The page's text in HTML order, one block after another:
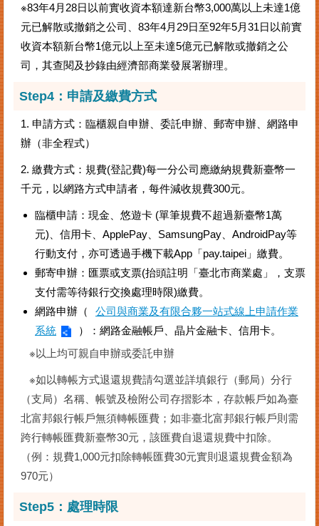
※83年4月28日以前實收資本額達新台幣3,000萬以上未達1億
元已解散或撤銷之公司、83年4月29日至92年5月31日以前實
收資本額新台幣1億元以上至未達5億元已解散或撤銷之公
司，其查閱及抄錄由經濟部商業發展署辦理。
Step4：申請及繳費方式
1. 申請方式：臨櫃親自申辦、委託申辦、郵寄申辦、網路申
辦（非全程式）
2. 繳費方式：規費(登記費)每一分公司應繳納規費新臺幣一
千元，以網路方式申請者，每件減收規費300元。
臨櫃申請：現金、悠遊卡 (單筆規費不超過新臺幣1萬
元)、信用卡、ApplePay、SamsungPay、AndroidPay等
行動支付，亦可透過手機下載App「pay.taipei」繳費。
郵寄申辦：匯票或支票(抬頭註明「臺北市商業處」，支票
支付需等待銀行交換處理時限)繳費。
網路申辦（
公司與商業及有限合夥一站式線上申請作業
系統
）：網路金融帳戶、晶片金融卡、信用卡。
※以上均可親自申辦或委託申辦
※如以轉帳方式退還規費請勾選並詳填銀行（郵局）分行
（支局）名稱、帳號及檢附公司存摺影本，存款帳戶如為臺
北富邦銀行帳戶無須轉帳匯費；如非臺北富邦銀行帳戶則需
跨行轉帳匯費新臺幣30元，該匯費自退還規費中扣除。
（例：規費1,000元扣除轉帳匯費30元實則退還規費金額為
970元）
Step5： 處理時限